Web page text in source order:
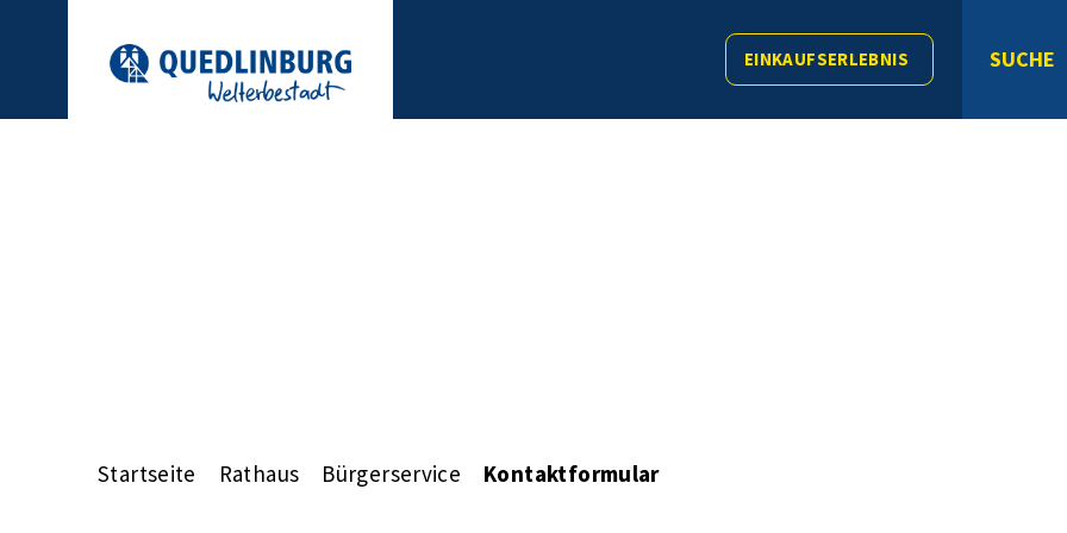
EINKAUFSERLEBNIS SUCHE
Startseite Rathaus Bürgerservice Kontaktformular